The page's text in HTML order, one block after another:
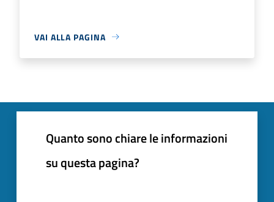
VAI ALLA PAGINA
Quanto sono chiare le informazioni
su questa pagina?